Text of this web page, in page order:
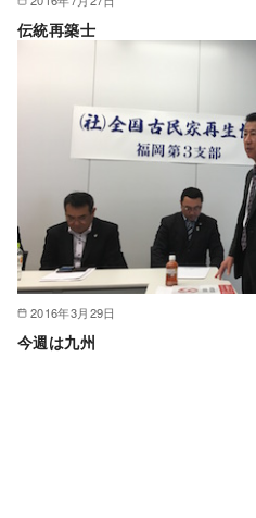
伝統再築士
2016年3月29日
今週は九州